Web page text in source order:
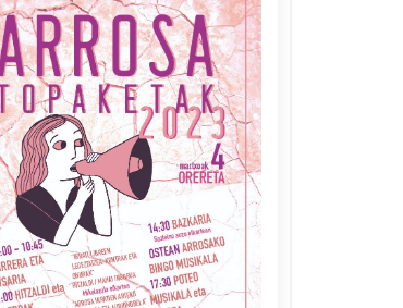
Azaroak 6 Iurretan Arrosa
sarearen IX. topaketak
2021/10/04
Berria egunkarian
elkarrizketa Arrosaren 20
urteez
2021/07/06
Arrosaren laburpen bideoa